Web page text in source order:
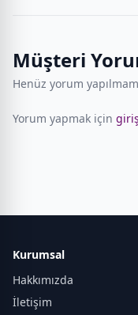
Müşteri
Henüz yorum
Yorum yapmak için
Kurumsal
Hakkımızda
İletişim